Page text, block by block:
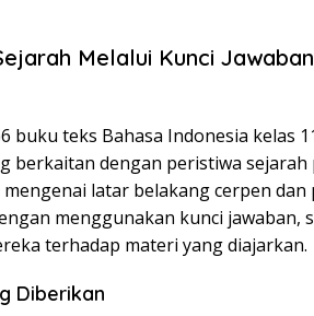
Melalui Kunci
buku teks Bahasa Indonesia kelas
berkaitan dengan peristiwa
latar belakang cerpen
menggunakan kunci jawaban,
terhadap materi yang diajarkan.
Diberikan